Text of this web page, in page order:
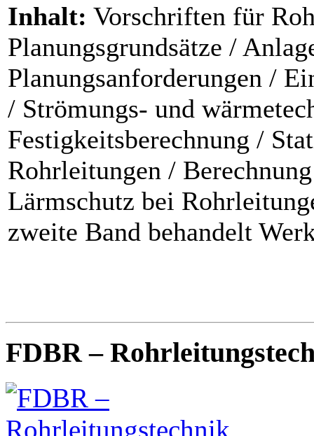
Inhalt: Vorschriften für
Planungsgrundsätze /
Planungsanforderungen /
/ Strömungs- und
Festigkeitsberechnung /
Rohrleitungen /
Lärmschutz bei
zweite Band behandelt
FDBR –